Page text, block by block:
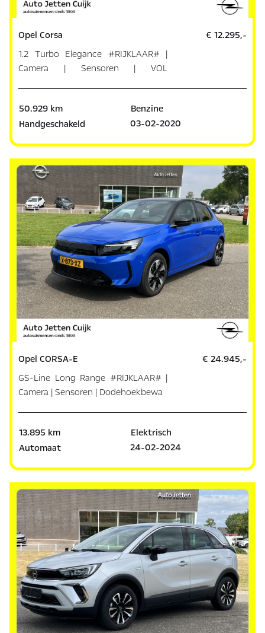
Opel Corsa
1.2 Turbo Elegance #RIJKLAAR# |
Camera | Sensoren | VOL
€ 12.295,-
50.929 km
Benzine
Handgeschakeld
03-02-2020
Opel CORSA-E
GS-Line Long Range #RIJKLAAR# |
Camera | Sensoren | Dodehoekbewa
€ 24.945,-
13.895 km
Elektrisch
Automaat
24-02-2024